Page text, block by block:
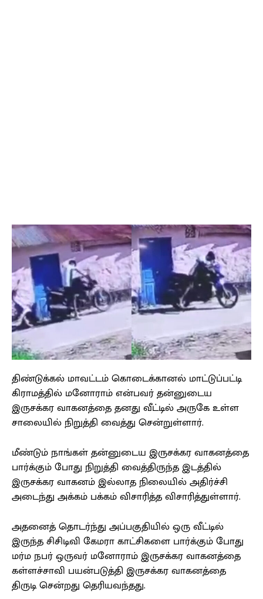
திண்டுக்கல் மாவட்டம் கொடைக்கானல் மாட்டுப்பட்டி
கிராமத்தில் மனோராம் என்பவர் தன்னுடைய
இருசக்கர வாகனத்தை தனது வீட்டில் அருகே உள்ள
சாலையில் நிறுத்தி வைத்து சென்றுள்ளார்.
மீண்டும் நாங்கள் தன்னுடைய இருசக்கர வாகனத்தை
பார்க்கும் போது நிறுத்தி வைத்திருந்த இடத்தில்
இருசக்கர வாகனம் இல்லாத நிலையில் அதிர்ச்சி
அடைந்து அக்கம் பக்கம் விசாரித்த விசாரித்துள்ளார்.
அதனைத் தொடர்ந்து அப்பகுதியில் ஒரு வீட்டில்
இருந்த சிசிடிவி கேமரா காட்சிகளை பார்க்கும் போது
மர்ம நபர் ஒருவர் மனோராம் இருசக்கர வாகனத்தை
கள்ளச்சாவி பயன்படுத்தி இருசக்கர வாகனத்தை
திருடி சென்றது தெரியவந்தது.